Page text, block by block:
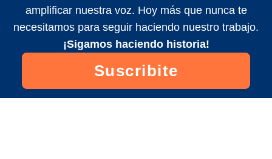
amplificar nuestra voz. Hoy más que nunca te
necesitamos para seguir haciendo nuestro trabajo.
¡Sigamos haciendo historia!
Suscribite